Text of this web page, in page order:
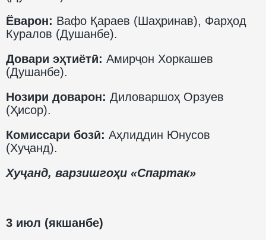
Ёварон: Вафо Қараев (Шаҳринав), Фарҳод
Куралов (Душанбе).
Довари эҳтиётӣ: Амирҷон Хоркашев
(Душанбе).
Нозири доварон: Диловаршоҳ Орзуев
(Ҳисор).
Комиссари бозӣ: Аҳлиддин Юнусов
(Хуҷанд).
Хуҷанд, варзишгоҳи «Спартак»
3 июл (якшанбе)